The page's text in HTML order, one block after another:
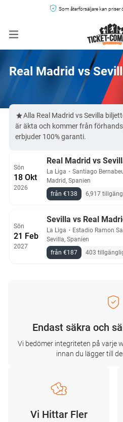
Som återförsäljare kan priser
Real Madrid vs
Alla Real Madrid vs Sevilla
är äkta och kommer från
erbjuder 100% garanti.
Sön
18 Okt
2026
Real Madrid vs
La Liga ・ Santiago
Madrid, Spanien
från €138
6,917
Sön
21 Feb
2027
Sevilla vs Real
La Liga ・ Estadio Ramon
Sevilla, Spanien
från €187
403
Endast säkra och
Vi bedömer integriteten på varje
innan du lägger till
Vi Hittar Fler